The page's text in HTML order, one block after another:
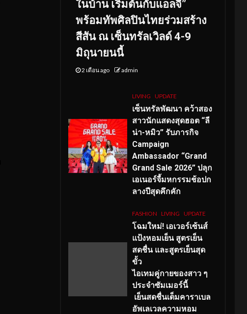
ในบ้าน เริ่มต้นกับแอลจี”
พร้อมทัพศิลปินไทยร่วมสร้าง
สีสัน ณ เซ็นทรัลเวิลด์ 4-9
มิถุนายนนี้
2 เดือน ago admin
LIVING UPDATE
เซ็นทรัลพัฒนา คว้าสอง
สาวนักแสดงสุดฮอต “ลี
น่า-หมิว” รับภารกิจ
Campaign
Ambassador “Grand
Grand Sale 2026” ปลุก
เอเนอร์จี้มหกรรมช้อปก
ลางปีสุดคึกคัก
FASHION LIVING UPDATE
โฉมใหม่! เอเวอร์เซ้นส์
แป้งหอมเย็น สูตรเย็น
สดชื่น และสูตรเย็นสุด
ขั้ว
ไอเทมคู่กายของสาว ๆ
ประจำซัมเมอร์นี้
เย็นสดชื่นเต็มคาราเบล
อัพเลเวลความหอม